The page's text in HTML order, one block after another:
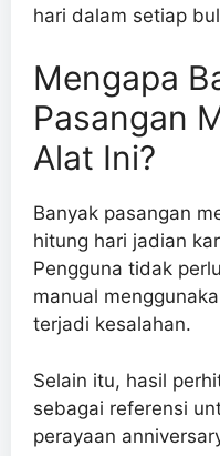
hari dalam setiap
Mengapa
Pasangan
Alat Ini?
Banyak pasangan
hitung hari jadian
Pengguna tidak
manual
terjadi kesalahan.
Selain itu, hasil
sebagai referensi
perayaan